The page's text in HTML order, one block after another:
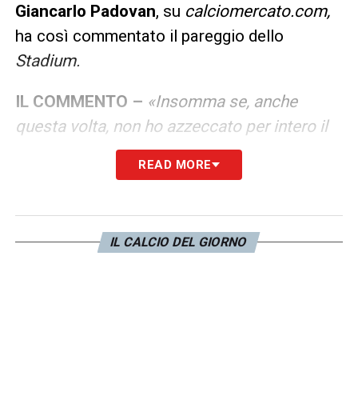
Giancarlo Padovan, su calciomercato.com,
ha così commentato il pareggio dello
Stadium.
IL COMMENTO – «Insomma se, anche
questa volta, non ho azzeccato per intero il
pronostico (avevo scritto che la
avrebbe perso), mi sento di confermare
anti-juventino (chiedere a qualche lettore di
READ MORE
IL CALCIO DEL GIORNO